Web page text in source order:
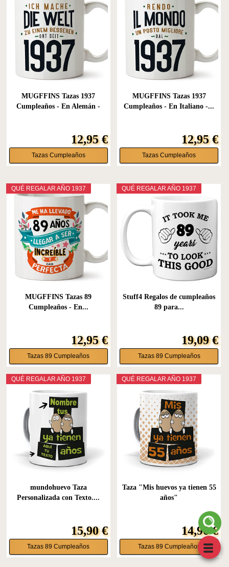
MUGFFINS Tazas 1937
Cumpleaños - En Alemán -
12,95 €
Tazas Cumpleaños
MUGFFINS Tazas 1937
Cumpleaños - En Italiano -...
12,95 €
Tazas Cumpleaños
QUÉ REGALAR AÑO 1937
MUGFFINS Tazas 89
Cumpleaños - En...
12,95 €
Tazas 89 Cumpleaños
QUÉ REGALAR AÑO 1937
Stuff4 Regalos de cumpleaños
89 para...
19,09 €
Tazas 89 Cumpleaños
QUÉ REGALAR AÑO 1937
mundohuevo Taza
Personalizada con Texto....
15,90 €
Tazas 89 Cumpleaños
QUÉ REGALAR AÑO 1937
Taza "Mis huevos ya tienen 55
años"
14,90 €
Tazas 89 Cumpleaños